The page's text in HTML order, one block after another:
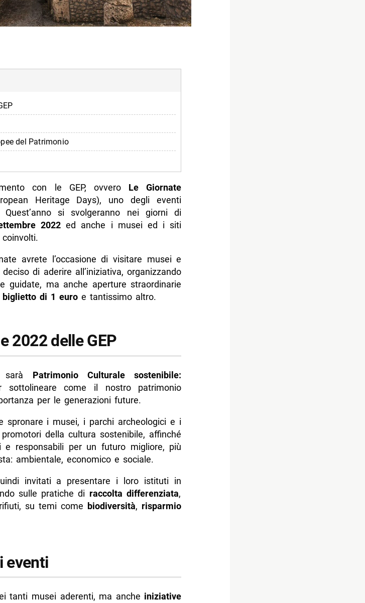
del Patrimonio
con le GEP, ovvero Le Giornate
Heritage Days), uno degli eventi
si svolgeranno nei giorni di
2022ed anche i musei ed i siti
avrete l’occasione di visitare musei e
di aderire all’iniziativa, organizzando
guidate, ma anche aperture straordinarie
biglietto di 1 euroe tantissimo altro.
2022 delle GEP
sarà Patrimonio Culturale sostenibile:
sottolineare come il nostro patrimonio
per le generazioni future.
spronare i musei, i parchi archeologici e i
della cultura sostenibile, affinché
e responsabili per un futuro migliore, più
ambientale, economico e sociale.
invitati a presentare i loro istituti in
sulle pratiche di raccolta differenziata,
su temi come biodiversità, risparmio
eventi
tanti musei aderenti, ma anche iniziative